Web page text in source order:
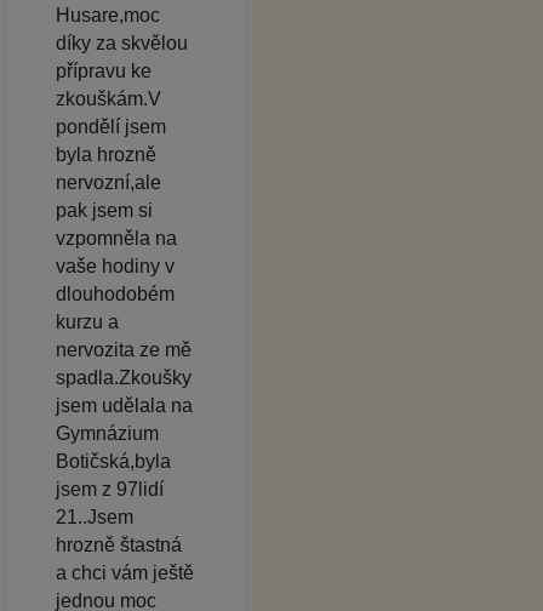
Husare,moc
díky za skvělou
přípravu ke
zkouškám.V
pondělí jsem
byla hrozně
nervozní,ale
pak jsem si
vzpomněla na
vaše hodiny v
dlouhodobém
kurzu a
nervozita ze mě
spadla.Zkoušky
jsem udělala na
Gymnázium
Botičská,byla
jsem z 97lidí
21..Jsem
hrozně štastná
a chci vám ještě
jednou moc